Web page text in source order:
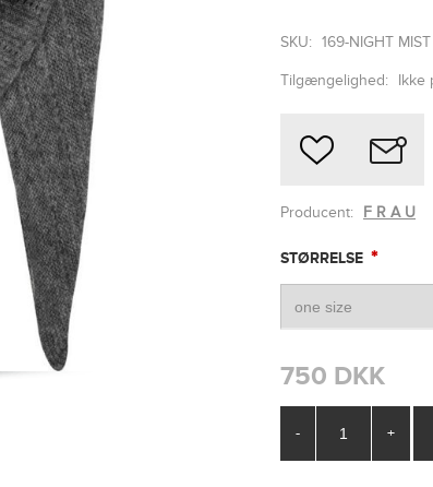
SKU: 169-NIGHT MIST
Tilgængelighed: Ikke
Producent: F R A U
STØRRELSE *
750 DKK
- +